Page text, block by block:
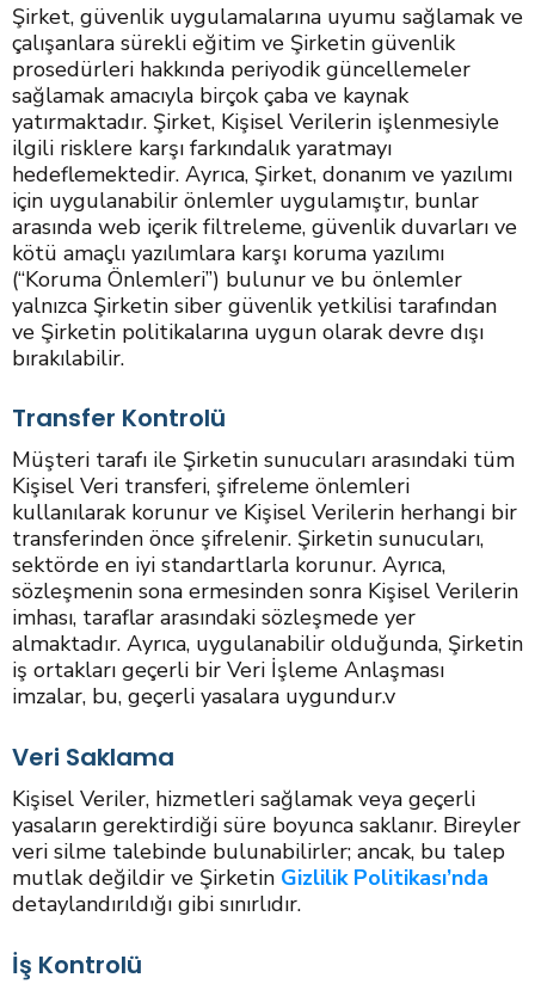
Şirket, güvenlik uygulamalarına uyumu sağlamak ve
çalışanlara sürekli eğitim ve Şirketin güvenlik
prosedürleri hakkında periyodik güncellemeler
sağlamak amacıyla birçok çaba ve kaynak
yatırmaktadır. Şirket, Kişisel Verilerin işlenmesiyle
ilgili risklere karşı farkındalık yaratmayı
hedeflemektedir. Ayrıca, Şirket, donanım ve yazılımı
için uygulanabilir önlemler uygulamıştır, bunlar
arasında web içerik filtreleme, güvenlik duvarları ve
kötü amaçlı yazılımlara karşı koruma yazılımı
(“Koruma Önlemleri”) bulunur ve bu önlemler
yalnızca Şirketin siber güvenlik yetkilisi tarafından
ve Şirketin politikalarına uygun olarak devre dışı
bırakılabilir.
Transfer Kontrolü
Müşteri tarafı ile Şirketin sunucuları arasındaki tüm
Kişisel Veri transferi, şifreleme önlemleri
kullanılarak korunur ve Kişisel Verilerin herhangi bir
transferinden önce şifrelenir. Şirketin sunucuları,
sektörde en iyi standartlarla korunur. Ayrıca,
sözleşmenin sona ermesinden sonra Kişisel Verilerin
imhası, taraflar arasındaki sözleşmede yer
almaktadır. Ayrıca, uygulanabilir olduğunda, Şirketin
iş ortakları geçerli bir Veri İşleme Anlaşması
imzalar, bu, geçerli yasalara uygundur.v
Veri Saklama
Kişisel Veriler, hizmetleri sağlamak veya geçerli
yasaların gerektirdiği süre boyunca saklanır. Bireyler
veri silme talebinde bulunabilirler; ancak, bu talep
mutlak değildir ve Şirketin Gizlilik Politikası’nda
detaylandırıldığı gibi sınırlıdır.
İş Kontrolü